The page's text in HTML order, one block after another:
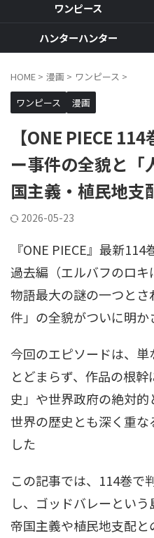
ワンピース
ハンターハンター
HOME > 漫画 > ワンピース >
ワンピース
漫画
【ONE PIECE
ー事件の全貌と「
国主義・植民地支
2026-05-23
『ONE PIECE』最新
過去編（エルバフのロキ
物語最大の謎の一つと
件」の全貌がついに明か
今回のエピソードは、
とどまらず、作品の根
史」や世界政府の絶対
世界の歴史とも深く重
した
この記事では、114巻で
し、ゴッドバレーとい
帝国主義や植民地支配